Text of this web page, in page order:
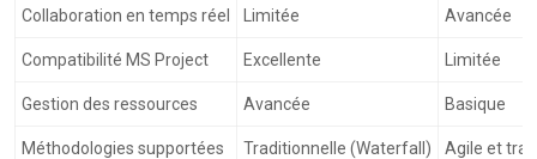
Collaboration en temps réel Limitée Avancée
Compatibilité MS Project Excellente Limitée
Gestion des ressources Avancée Basique
Méthodologies supportées Traditionnelle (Waterfall) Agile et